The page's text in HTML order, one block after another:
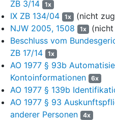
Bundeszentralamtes
Kontonummer und
unterhalten wird, sowie
offengelegt werden.
5
B. Das Beschwerdegericht
Gläubigers als zulässig,
angenommen, die
Gläubiger mitgeteilten
Steuern die Kontodaten Dritter
es ausgeführt:
ZB 3/14
1x
IX ZB 134/04 1x (nicht
NJW 2005, 1508
1x (nicht
Beschluss vom
ZB 17/14
1x
AO 1977 § 93b
Kontoinformationen
6x
AO 1977 § 139b
AO 1977 § 93
anderer Personen
4x